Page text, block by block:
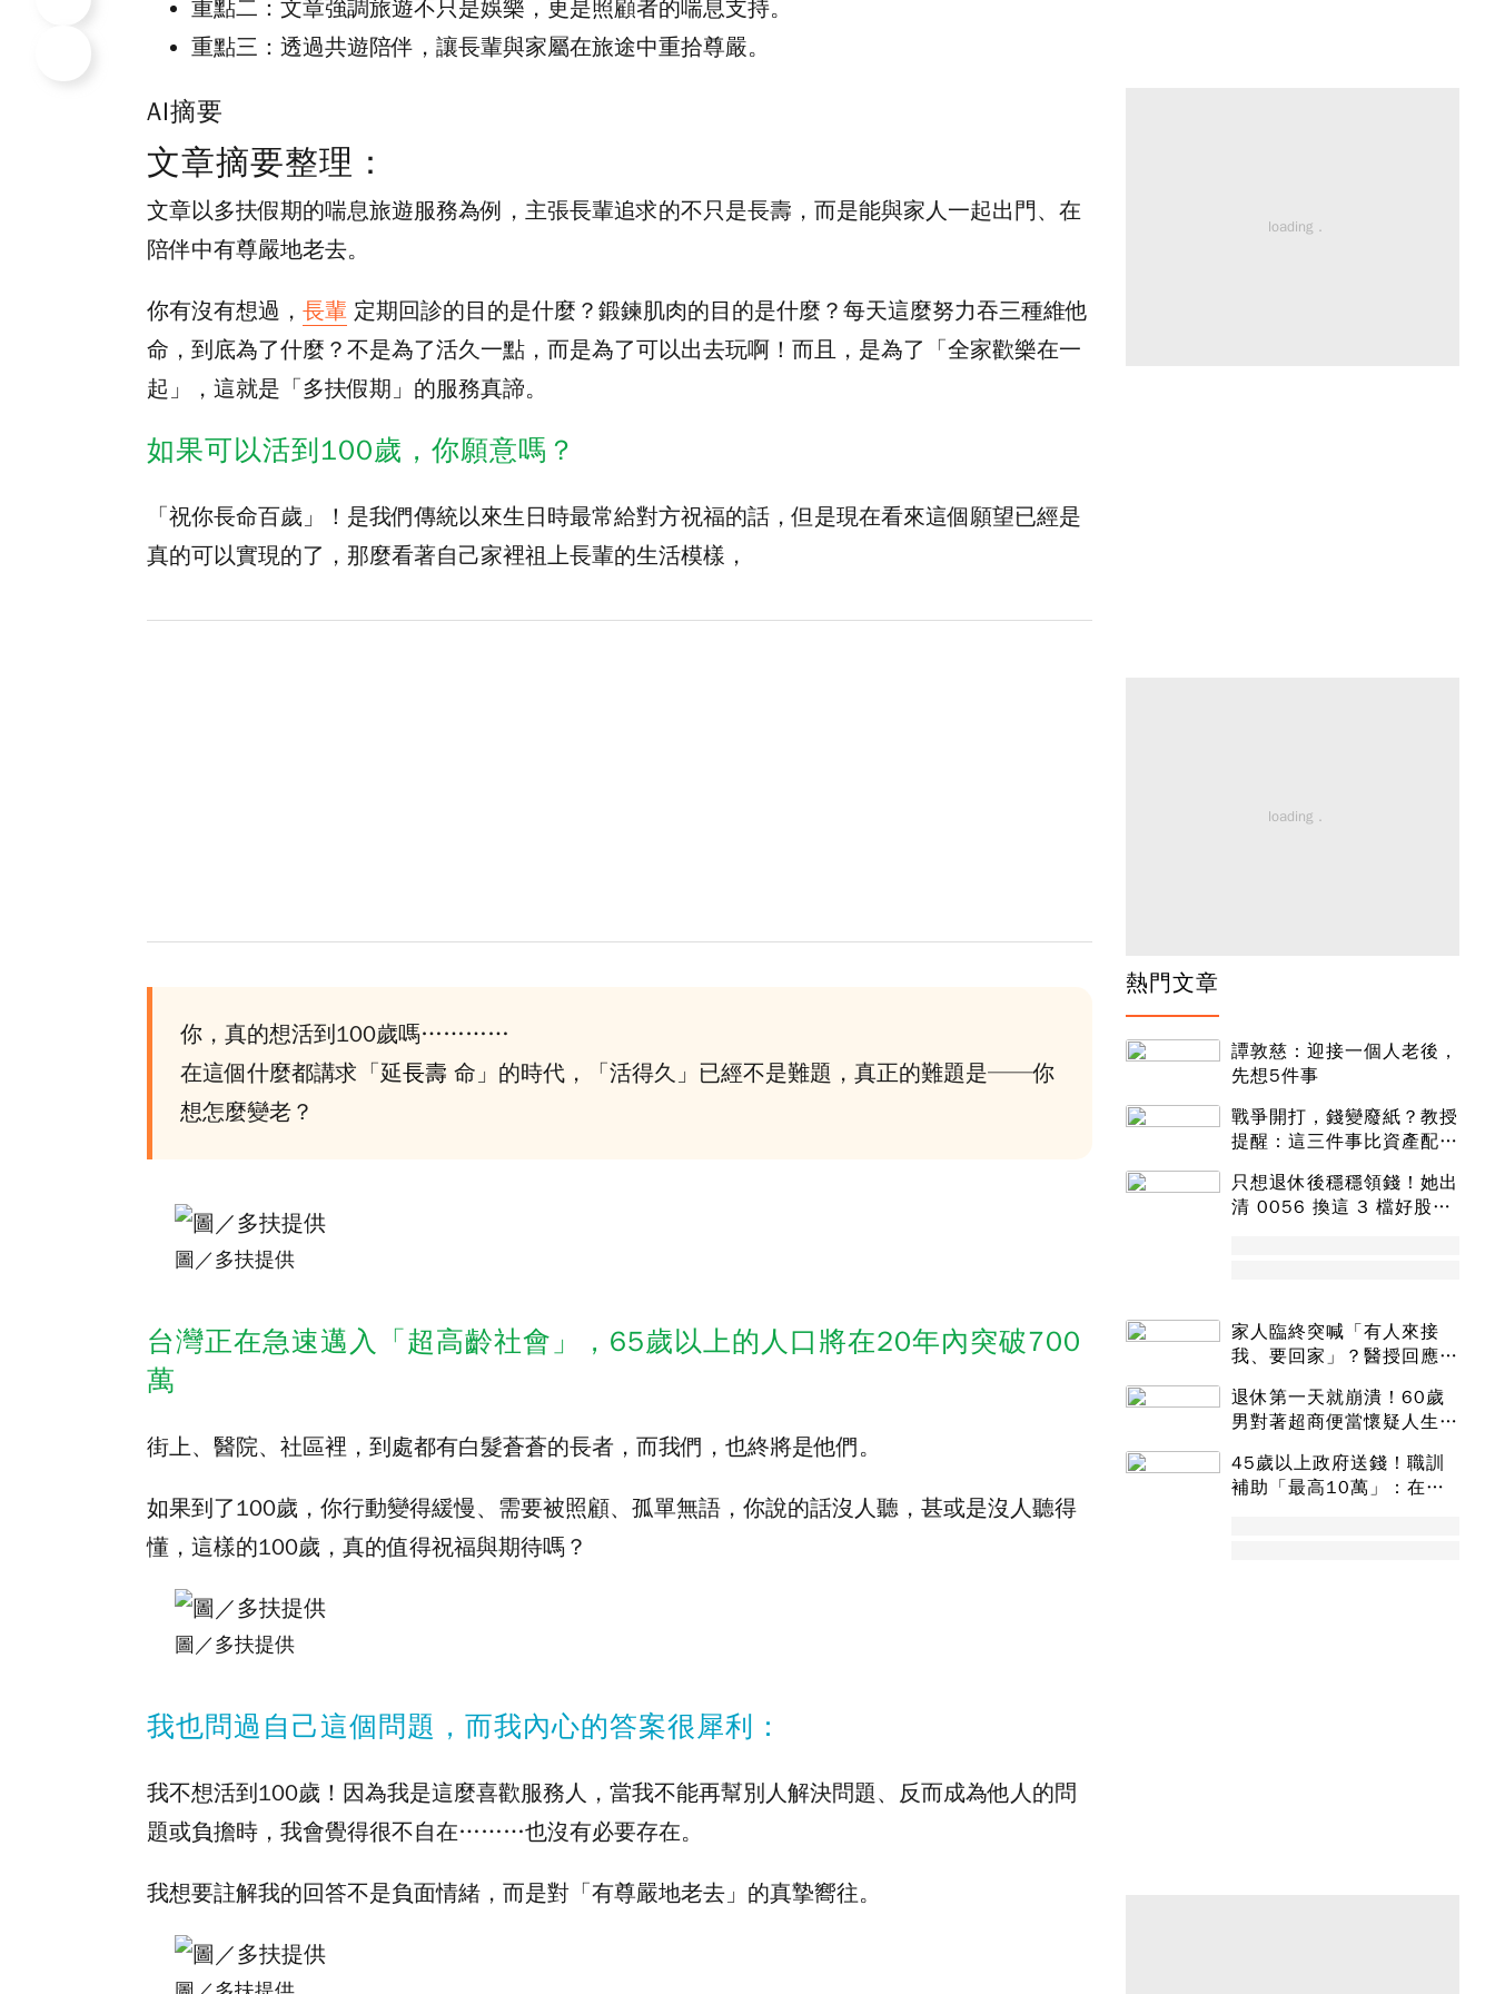
重點二： 文章強調旅遊不只是娛樂，更是照顧者的喘息支持。
重點三： 透過共遊陪伴，讓長輩與家屬在旅途中重拾尊嚴。
AI摘要
文章摘要整理：
文章以多扶假期的喘息旅遊服務為例，主張長輩追求的不只是長壽，而是能與家人一起出門、在
陪伴中有尊嚴地老去。
你有沒有想過， 長輩 定期回診的目的是什麼？鍛鍊肌肉的目的是什麼？每天這麼努力吞三種維他
命，到底為了什麼？不是為了活久一點，而是為了可以出去玩啊！而且，是為了「全家歡樂在一
起」，這就是「多扶假期」的服務真諦。
如果可以活到100歲，你願意嗎？
「祝你長命百歲」！是我們傳統以來生日時最常給對方祝福的話，但是現在看來這個願望已經是
真的可以實現的了，那麼看著自己家裡祖上長輩的生活模樣，
你，真的想活到100歲嗎…………
在這個什麼都講求「延長壽 命」的時代，「活得久」已經不是難題，真正的難題是──你
想怎麼變老？
圖／多扶提供
台灣正在急速邁入「超高齡社會」，65歲以上的人口將在20年內突破700
萬
街上、醫院、社區裡，到處都有白髮蒼蒼的長者，而我們，也終將是他們。
如果到了100歲，你行動變得緩慢、需要被照顧、孤單無語，你說的話沒人聽，甚或是沒人聽得
懂，這樣的100歲，真的值得祝福與期待嗎？
圖／多扶提供
我也問過自己這個問題，而我內心的答案很犀利：
我不想活到100歲！因為我是這麼喜歡服務人，當我不能再幫別人解決問題、反而成為他人的問
題或負擔時，我會覺得很不自在………也沒有必要存在。
我想要註解我的回答不是負面情緒，而是對「有尊嚴地老去」的真摯嚮往。
熱門文章
譚敦慈：迎接一個人老後，
先想5件事
戰爭開打，錢變廢紙？教授
提醒：這三件事比資產配置
只想退休後穩穩領錢！她出
清 0056 換這 3 檔好股：
家人臨終突喊「有人來接
我、要回家」？醫授回應方
退休第一天就崩潰！60歲
男對著超商便當懷疑人生
45歲以上政府送錢！職訓
補助「最高10萬」：在